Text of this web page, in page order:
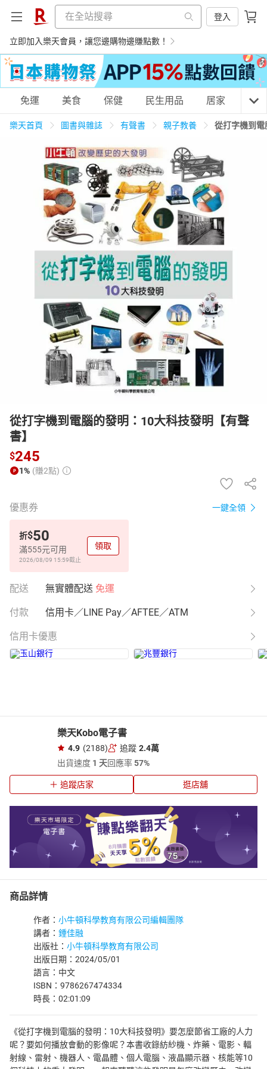
登入
立即加入樂天會員，讓您邊購物邊賺點數！
購物網分類
天天免運 美食蛋糕 養生保健 民生用品
居家生活 3C家電 運動休閒 親子玩具
女裝 男裝 化妝保養 情趣用品
日本購物 電子/紙本書
HOT
免運 美食 保健 民生用品 居家 3C
樂天首頁 圖書與雜誌 有聲書 親子教養 從打字機到
從打字機到電腦的發明：10大科技發明【有聲
書】
$245
1% (賺2點)
優惠券 一鍵全領
折$50
滿555元可用
2026/08/09 15:59截止
領取
配送 無實體配送 免運
付款 信用卡／LINE Pay／AFTEE／ATM
信用卡優惠
樂天Kobo電子書
4.9 (2188) 追蹤 2.4萬
出貨速度 1 天回應率57%
追蹤店家 逛店舖
商品詳情
作者： 小牛頓科學教育有限公司編輯團隊
講者： 鍾佳融
出版社： 小牛頓科學教育有限公司
出版日期：2024/05/01
語言：中文
ISBN：9786267474334
時長：02:01:09
《從打字機到電腦的發明：10大科技發明》要怎麼節省工廠的人力
呢？要如何播放會動的影像呢？本書收錄紡紗機、炸藥、電影、輻
射線、雷射、機器人、電晶體、個人電腦、液晶顯示器、核能等10